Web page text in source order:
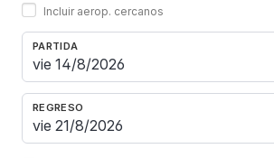
Incluir aerop. cercanos
PARTIDA
REGRESO